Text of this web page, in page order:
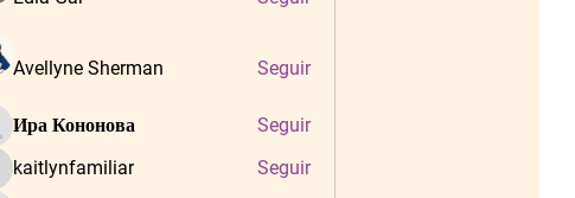
Avellyne Sherman Seguir
Ира Кононова Seguir
kaitlynfamiliar
Seguir